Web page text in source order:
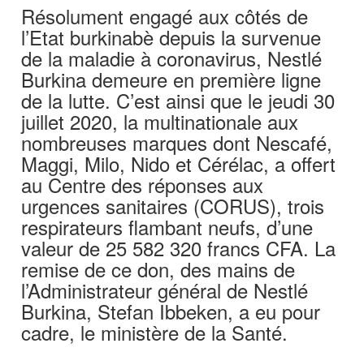
Résolument engagé aux côtés de
l’Etat burkinabè depuis la survenue
de la maladie à coronavirus, Nestlé
Burkina demeure en première ligne
de la lutte. C’est ainsi que le jeudi 30
juillet 2020, la multinationale aux
nombreuses marques dont Nescafé,
Maggi, Milo, Nido et Cérélac, a offert
au Centre des réponses aux
urgences sanitaires (CORUS), trois
respirateurs flambant neufs, d’une
valeur de 25 582 320 francs CFA. La
remise de ce don, des mains de
l’Administrateur général de Nestlé
Burkina, Stefan Ibbeken, a eu pour
cadre, le ministère de la Santé.